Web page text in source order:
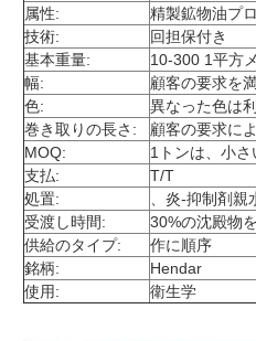
属性:
精製鉱物油プ
技術:
回担保付き
基本重量:
10-300 1平方
幅:
顧客の要求を
色:
異なった色は
巻き取りの長さ:
顧客の要求に
MOQ:
1トンは、小
支払:
T/T
処置:
、炎-抑制剤
受渡し時間:
30%の沈殿物
供給のタイプ:
作に順序
銘柄:
Hendar
使用:
衛生学